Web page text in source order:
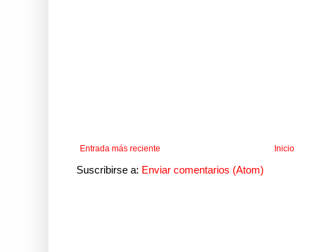
Entrada más reciente Inicio
Suscribirse a: Enviar comentarios (Atom)